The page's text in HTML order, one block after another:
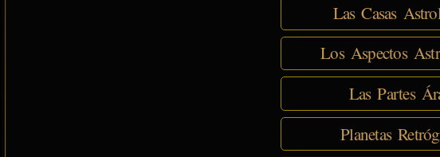
Las Casas
Los Aspectos
Las Partes
Planetas